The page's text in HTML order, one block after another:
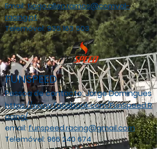
Email:tiago.allen.ramos@comval-
racing.pt
Telemóvel:935 163 503
FUNSPEED
Pessoa de contacto: Jorge Domingues
https://www.facebook.com/FunSpeed.R
acing/
email:funspeed.racing@gmail.com
Telemóvel: 966 240 674